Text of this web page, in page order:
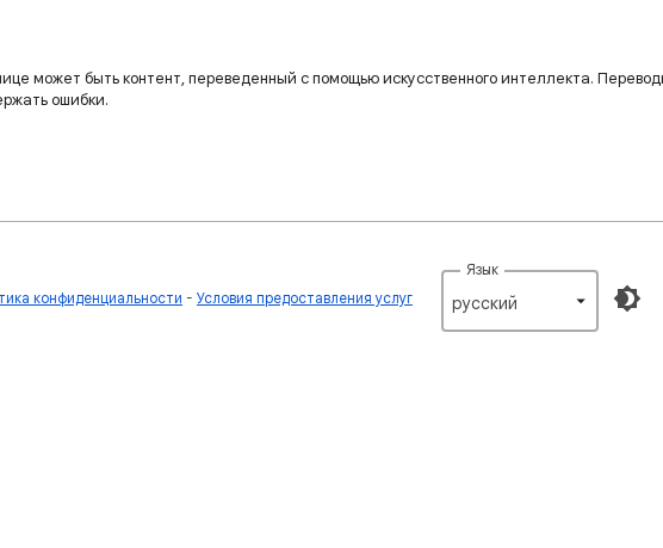
может быть контент, переведенный с помощью искусственного интеллекта.
ошибки.
конфиденциальности Условия предоставления услуг
Язык
русский‎